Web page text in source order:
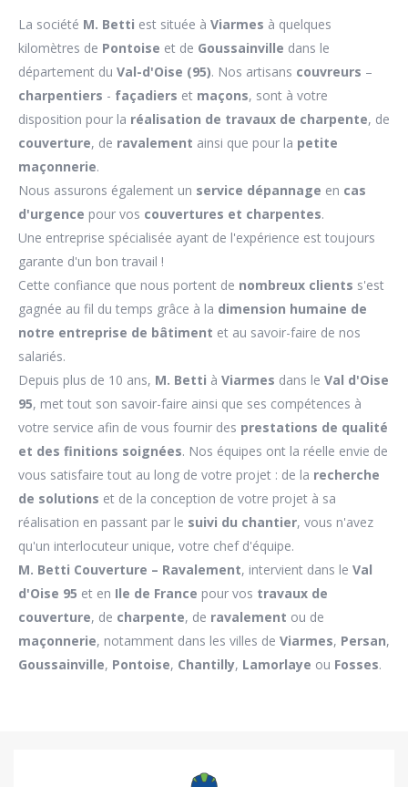
La société M. Betti est située à Viarmes à quelques
kilomètres de Pontoise et de Goussainville dans le
département du Val-d'Oise (95). Nos artisans couvreurs –
charpentiers - façadiers et maçons, sont à votre
disposition pour la réalisation de travaux de charpente, de
couverture, de ravalement ainsi que pour la petite
maçonnerie.
Nous assurons également un service dépannage en cas
d'urgence pour vos couvertures et charpentes.
Une entreprise spécialisée ayant de l'expérience est toujours
garante d'un bon travail !
Cette confiance que nous portent de nombreux clients s'est
gagnée au fil du temps grâce à la dimension humaine de
notre entreprise de bâtiment et au savoir-faire de nos
salariés.
Depuis plus de 10 ans, M. Betti à Viarmes dans le Val d'Oise
95, met tout son savoir-faire ainsi que ses compétences à
votre service afin de vous fournir des prestations de qualité
et des finitions soignées. Nos équipes ont la réelle envie de
vous satisfaire tout au long de votre projet : de la recherche
de solutions et de la conception de votre projet à sa
réalisation en passant par le suivi du chantier, vous n'avez
qu'un interlocuteur unique, votre chef d'équipe.
M. Betti Couverture – Ravalement, intervient dans le Val
d'Oise 95 et en Ile de France pour vos travaux de
couverture, de charpente, de ravalement ou de
maçonnerie, notamment dans les villes de Viarmes, Persan,
Goussainville, Pontoise, Chantilly, Lamorlaye ou Fosses.